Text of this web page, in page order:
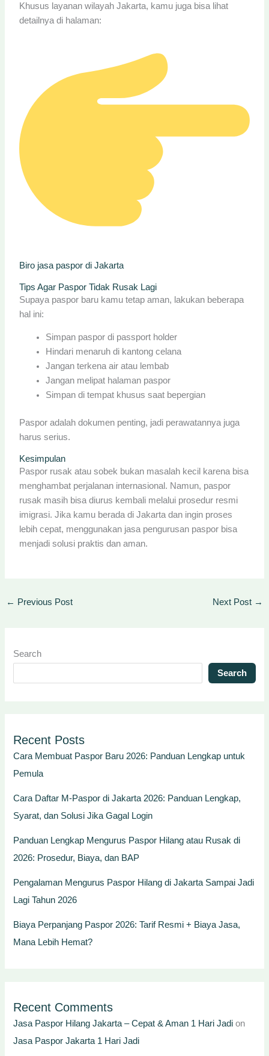
Khusus layanan wilayah Jakarta, kamu juga bisa lihat
detailnya di halaman:
Biro jasa paspor di Jakarta
Tips Agar Paspor Tidak Rusak Lagi
Supaya paspor baru kamu tetap aman, lakukan beberapa
hal ini:
Simpan paspor di passport holder
Hindari menaruh di kantong celana
Jangan terkena air atau lembab
Jangan melipat halaman paspor
Simpan di tempat khusus saat bepergian
Paspor adalah dokumen penting, jadi perawatannya juga
harus serius.
Kesimpulan
Paspor rusak atau sobek bukan masalah kecil karena bisa
menghambat perjalanan internasional. Namun, paspor
rusak masih bisa diurus kembali melalui prosedur resmi
imigrasi. Jika kamu berada di Jakarta dan ingin proses
lebih cepat, menggunakan jasa pengurusan paspor bisa
menjadi solusi praktis dan aman.
← Previous Post Next Post →
Search
Search
Recent Posts
Cara Membuat Paspor Baru 2026: Panduan Lengkap untuk
Pemula
Cara Daftar M-Paspor di Jakarta 2026: Panduan Lengkap,
Syarat, dan Solusi Jika Gagal Login
Panduan Lengkap Mengurus Paspor Hilang atau Rusak di
2026: Prosedur, Biaya, dan BAP
Pengalaman Mengurus Paspor Hilang di Jakarta Sampai Jadi
Lagi Tahun 2026
Biaya Perpanjang Paspor 2026: Tarif Resmi + Biaya Jasa,
Mana Lebih Hemat?
Recent Comments
Jasa Paspor Hilang Jakarta – Cepat & Aman 1 Hari Jadi on
Jasa Paspor Jakarta 1 Hari Jadi